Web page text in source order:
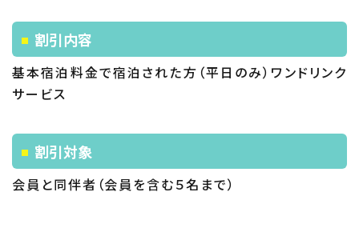
割引内容
基本宿泊料金で宿泊された方（平日のみ）ワンドリンク
サービス
割引対象
会員と同伴者（会員を含む５名まで）